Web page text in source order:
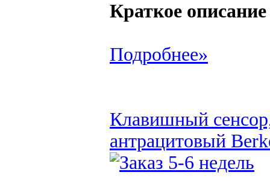
Краткое описание
Подробнее»
Клавишный
антрацитовый